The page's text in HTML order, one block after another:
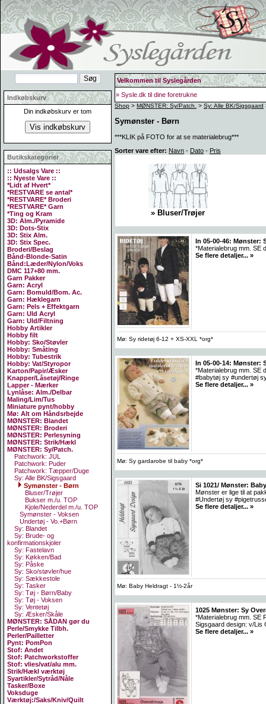
Indkøbskurv
Din indkøbskurv er tom
Butikskategorier
:: Udsalgs Vare ::
:: Nyeste Vare ::
*Lidt af Hvert*
*RESTVARE se antal*
*RESTVARE* Broderi
*RESTVARE* Garn
*Ting og Kram
3D: Alm./Pyramide
3D: Dots-Stix
3D: Stix Alm.
3D: Stix Spec.
Broderi/Beslag
Bånd-Blonde-Satin
Bånd:Læder/Nylon/Voks
DMC 117+80 mm.
Garn Pakker
Garn: Acryl
Garn: Bomuld/Bom. Ac.
Garn: Hæklegarn
Garn: Pels + Effektgarn
Garn: Uld Acryl
Garn: Uld/Filtning
Hobby Artikler
Hobby filt
Hobby: Sko/Støvler
Hobby: Småting
Hobby: Tubestrik
Hobby: Vat/Styropor
Karton/Papir/Æsker
Knapper/Låsetøj/Ringe
Lapper - Mærker
Lynlåse: Alm./Delbar
Maling/Lim/Tus
Miniature pynt/hobby
Mø: Alt om Håndsrbejde
MØNSTER: Blandet
MØNSTER: Broderi
MØNSTER: Perlesyning
MØNSTER: Strik/Hækl
MØNSTER: Sy/Patch.
Patchwork: JUL
Patchwork: Puder
Patchwork: Tæpper/Duge
Sy: Alle BK/Sigsgaard
Symønster - Børn
Bluser/Trøjer
Bukser m./u. TOP
Kjole/Nederdel m./u. TOP
Symønster - Voksen
Undertøj - Vo.+Børn
Sy: Blandet
Sy: Brude- og
konfirmationskjoler
Sy: Fastelavn
Sy: Køkken/Bad
Sy: Påske
Sy: Sko/støvler/hue
Sy: Sækkestole
Sy: Tasker
Sy: Tøj - Børn/Baby
Sy: Tøj - Voksen
Sy: Ventetøj
Sy: Æsker/Skåle
MØNSTER: SÅDAN gør du
Perle/Smykke Tilbh.
Perler/Pailletter
Pynt: PomPon
Stof: Andet
Stof: Patchworkstoffer
Stof: vlies/vat/alu mm.
Strik/Hækl værktøj
Syartikler/Sytråd/Nåle
Tasker/Boxe
Voksduge
Værktøj:/Saks/Kniv/Quilt
Velkommen til Syslegården
» Sysle.dk til dine foretrukne
Shop > MØNSTER: Sy/Patch. > Sy: Alle BK/Sigsgaard
Symønster - Børn
***KLIK på FOTO for at se materialebrug***
Sorter vare efter: Navn - Dato - Pris
» Bluser/Trøjer
In 05-00-46: Mønster:
*Materialebrug mm. SE
Se flere detaljer... »
Mø: Sy ridetøj 6-12 + XS-XXL *org*
In 05-00-14: Mønster:
*Materialebrug mm. SE
#babytøj sy #undertøj
Se flere detaljer... »
Mø: Sy gardarobe til baby *org*
Si 1021/ Mønster:
Mønster er lige til at
#Undertøj sy
Se flere detaljer... »
Mø: Baby Heldragt - 1½-2år
1025 Mønster: Sy
*Materialebrug mm. SE
Sigsgaard design: v/Lis
Se flere detaljer... »